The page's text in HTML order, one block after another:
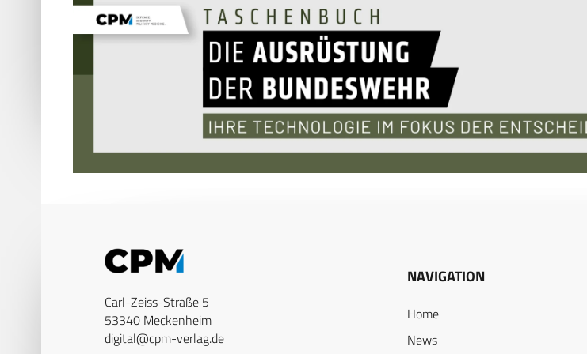
Carl-Zeiss-Straße 5
53340 Meckenheim
digital@cpm-verlag.de
NAVIGATION
Home
News